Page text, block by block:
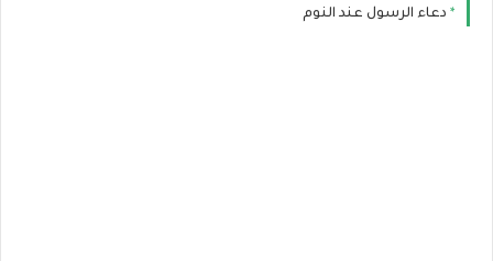
دعاء الرسول عند النوم